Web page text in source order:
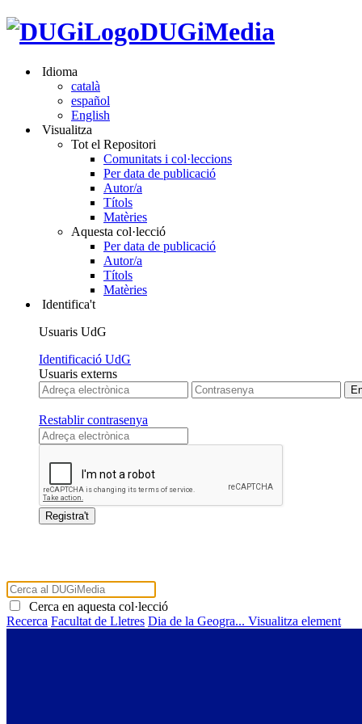
DUGiMedia
Idioma
català
español
English
Visualitza
Tot el Repositori
Comunitats i col·leccions
Per data de publicació
Autor/a
Títols
Matèries
Aquesta col·lecció
Per data de publicació
Autor/a
Títols
Matèries
Identifica't
Usuaris UdG
Identificació UdG
Usuaris externs
Restablir contrasenya
Cerca en aquesta col·lecció
Recerca Facultat de Lletres Dia de la Geogra... Visualitza element